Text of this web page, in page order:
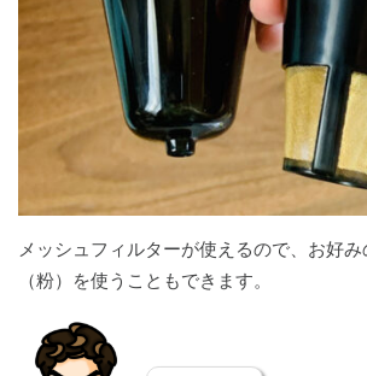
メッシュフィルターが使えるので、お好
（粉）を使うこともできます。